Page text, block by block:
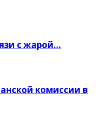
с жарой…
комиссии в